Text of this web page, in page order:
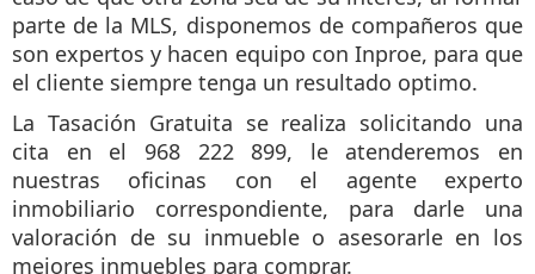
parte de la MLS, disponemos de compañeros que
son expertos y hacen equipo con Inproe, para que
el cliente siempre tenga un resultado optimo.
La Tasación Gratuita se realiza solicitando una
cita en el 968 222 899, le atenderemos en
nuestras oficinas con el agente experto
inmobiliario correspondiente, para darle una
valoración de su inmueble o asesorarle en los
mejores inmuebles para comprar.